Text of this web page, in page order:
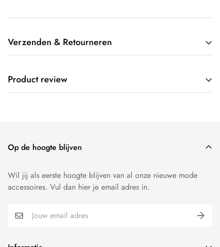
Verzenden & Retourneren
voor 17:00 besteld, dezelfde dag verzonden.
Product review
Op de hoogte blijven
Wil jij als eerste hoogte blijven van al onze nieuwe mode
accessoires. Vul dan hier je email adres in.